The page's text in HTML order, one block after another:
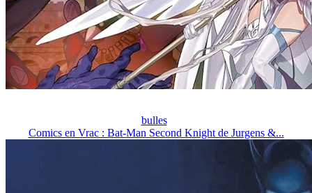
bulles
Comics en Vrac : Bat-Man Second Knight de Jurgens &...